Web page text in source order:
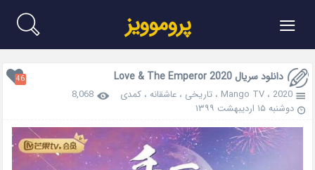
≡ پروموویز
دانلود سریال Love & The Emperor 2020 46
2020 ،Mango TV ،تاریخی ،عاشقانه ،کمدی
8,068
دوشنبه ۱۵ اردیبهشت ۱۳۹۹